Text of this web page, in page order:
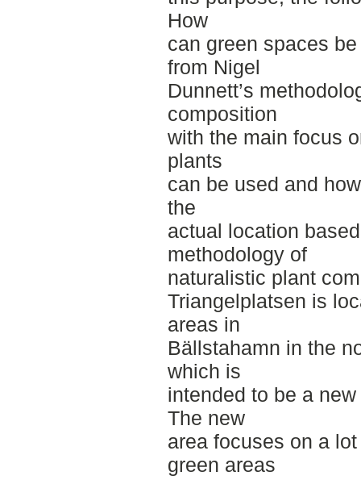
How
can green spaces
from Nigel
Dunnett’s
composition
with the main focus
plants
can be used and
the
actual location
methodology of
naturalistic plant
Triangelplatsen is
areas in
Bällstahamn in the
which is
intended to be a
The new
area focuses on a
green areas